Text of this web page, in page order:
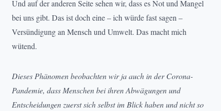
Und auf der anderen Seite sehen wir, dass es Not und Mangel
bei uns gibt. Das ist doch eine – ich würde fast sagen –
Versündigung an Mensch und Umwelt. Das macht mich
wütend.
Dieses Phänomen beobachten wir ja auch in der Corona-
Pandemie, dass Menschen bei ihren Abwägungen und
Entscheidungen zuerst sich selbst im Blick haben und nicht so